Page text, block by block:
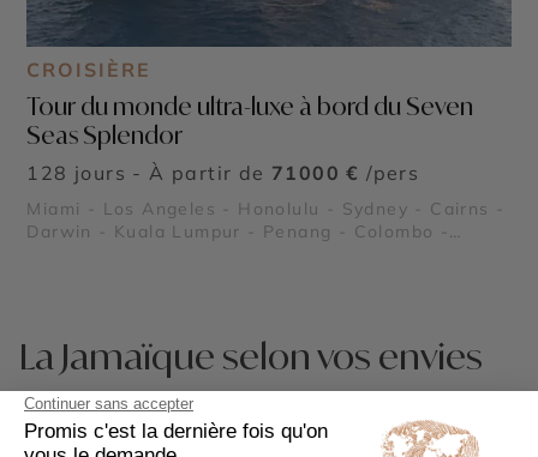
CROISIÈRE
Tour du monde ultra-luxe à bord du Seven
Seas Splendor
128 jours - À partir de 71000 € /pers
Miami - Los Angeles - Honolulu - Sydney - Cairns -
Darwin - Kuala Lumpur - Penang - Colombo -
La Jamaïque selon vos envies
Voyage de Noces
Voyage Jamaïque